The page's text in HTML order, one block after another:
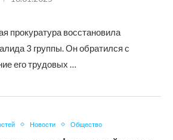
прокуратура восстановила
3 группы. Он обратился с
его трудовых …
Новости Общество